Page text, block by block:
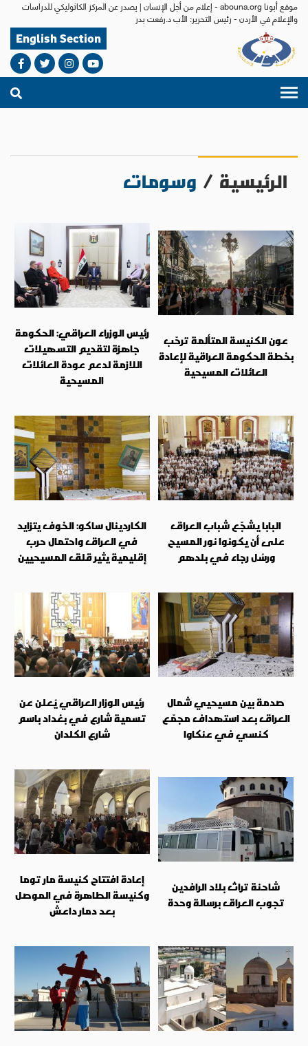
موقع أبونا abouna.org - إعلام من أجل الإنسان | يصدر عن المركز الكاثوليكي للدراسات
والإعلام في الأردن - رئيس التحرير: الأب د.رفعت بدر
English Section
الرئيسية / وسومات
عون الكنيسة المتألمة ترحّب
بخطة الحكومة العراقية لإعادة
العائلات المسيحية
رئيس الوزراء العراقي: الحكومة
جاهزة لتقديم التسهيلات
اللازمة لدعم عودة العائلات
المسيحية
البابا يشجّع شباب العراق
على أن يكونوا نور المسيح
ورسُل رجاء في بلدهم
الكاردينال ساكو: الخوف يتزايد
في العراق واحتمال حرب
إقليمية يثير قلق المسيحيين
صدمة بين مسيحيي شمال
العراق بعد استهداف مجمّع
كنسي في عنكاوا
رئيس الوزار العراقي يُعلن عن
تسمية شارع في بغداد باسم
شارع الكلدان
شاحنة تراث بلاد الرافدين
تجوب العراق برسالة وحدة
إعادة افتتاح كنيسة مار توما
وكنيسة الطاهرة في الموصل
بعد دمار داعش